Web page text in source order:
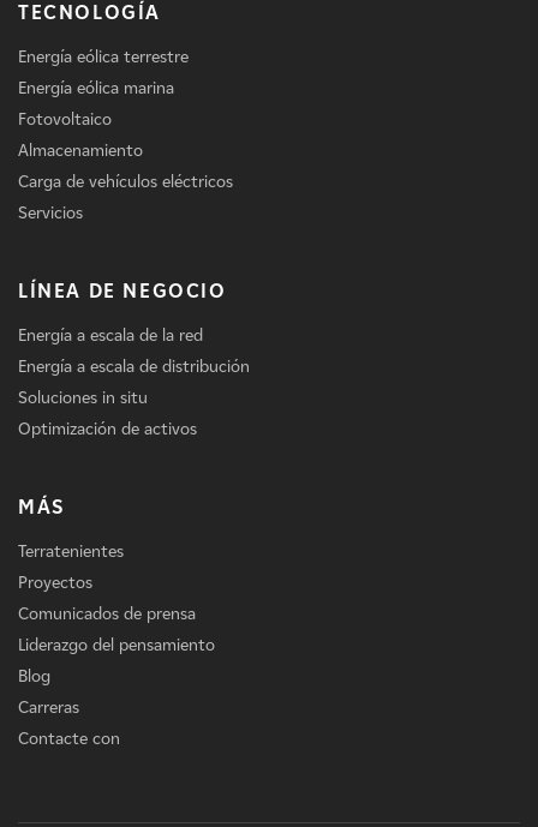
TECNOLOGÍA
Energía eólica terrestre
Energía eólica marina
Fotovoltaico
Almacenamiento
Carga de vehículos eléctricos
Servicios
LÍNEA DE NEGOCIO
Energía a escala de la red
Energía a escala de distribución
Soluciones in situ
Optimización de activos
MÁS
Terratenientes
Proyectos
Comunicados de prensa
Liderazgo del pensamiento
Blog
Carreras
Contacte con